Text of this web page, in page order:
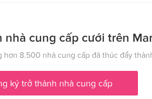
Sơn Dịch vụ cưới tại
Dịch vụ cưới tại
Ngãi Dịch vụ cưới tại Hải
nhà cung cấp cưới trên
hơn 8.500 nhà cung cấp đã thúc đẩy
ký trở thành nhà cung cấp